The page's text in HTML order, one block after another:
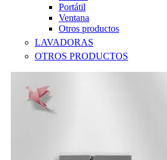
Portátil
Ventana
Otros productos
LAVADORAS
OTROS PRODUCTOS